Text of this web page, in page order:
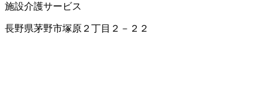
施設介護サービス
長野県茅野市塚原２丁目２－２２